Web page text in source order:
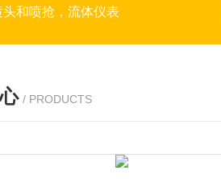
和喷抢，流体仪表
/ PRODUCTS